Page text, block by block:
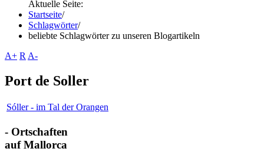
Aktuelle Seite:
Startseite/
Schlagwörter/
beliebte Schlagwörter zu unseren Blogartikeln
A+ R A-
Port de Soller
Sóller - im Tal der Orangen
- Ortschaften
auf Mallorca